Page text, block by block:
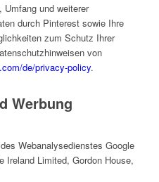
und weiterer
durch Pinterest sowie Ihre
zum Schutz Ihrer
von
de/privacy-policy.
Werbung
Webanalysedienstes Google
Ireland Limited, Gordon House,